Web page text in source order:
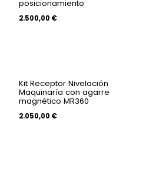
posicionamiento
2.500,00 €
Kit Receptor Nivelación
Maquinaría con agarre
magnético MR360
2.050,00 €